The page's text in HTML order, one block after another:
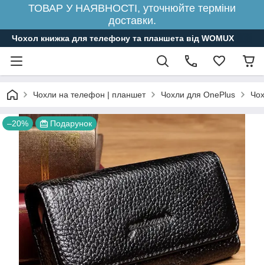
ТОВАР У НАЯВНОСТІ, уточнюйте терміни
доставки.
Чохол книжка для телефону та планшета від WOMUX
Чохли на телефон | планшет Чохли для OnePlus
–20% Подарунок